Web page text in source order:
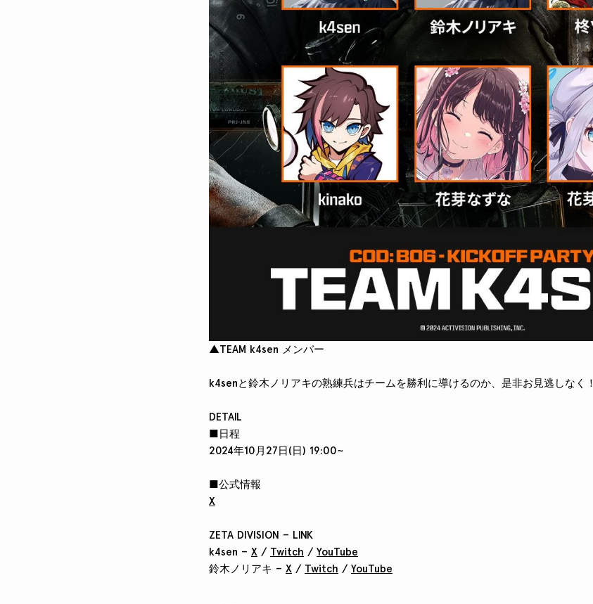
▲TEAM k4sen メンバー
k4senと鈴木ノリアキの熟練兵はチームを勝利に導けるのか、是非お見逃しなく！
DETAIL
■日程
2024年10月27日(日) 19:00~
■公式情報
X
ZETA DIVISION – LINK
k4sen – X / Twitch / YouTube
鈴木ノリアキ – X / Twitch / YouTube